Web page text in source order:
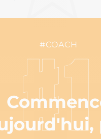
#COACH
#1